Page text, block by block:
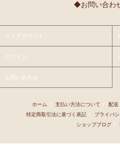
テンゲ◇ハイクオリティ◇で仕立て
◇で仕立てた新作登場！『ニッポ
手彫り金細工ジュエリー 新
アフリカらしいデザインで素敵です
今着けているネックレスと合わせて2
Ｙさまより 紅茶アフリカンプ
ミルクティーで飲むとすごく美味しい
Ｋさまより ■初めての方限定■
カ・バラカへのご感想
◆お問い合わ
マイアカウント
ログイン
お問い合わせ
ホーム / 支払い方法について / 配送
特定商取引法に基づく表記 / プライバ
ショップブログ /